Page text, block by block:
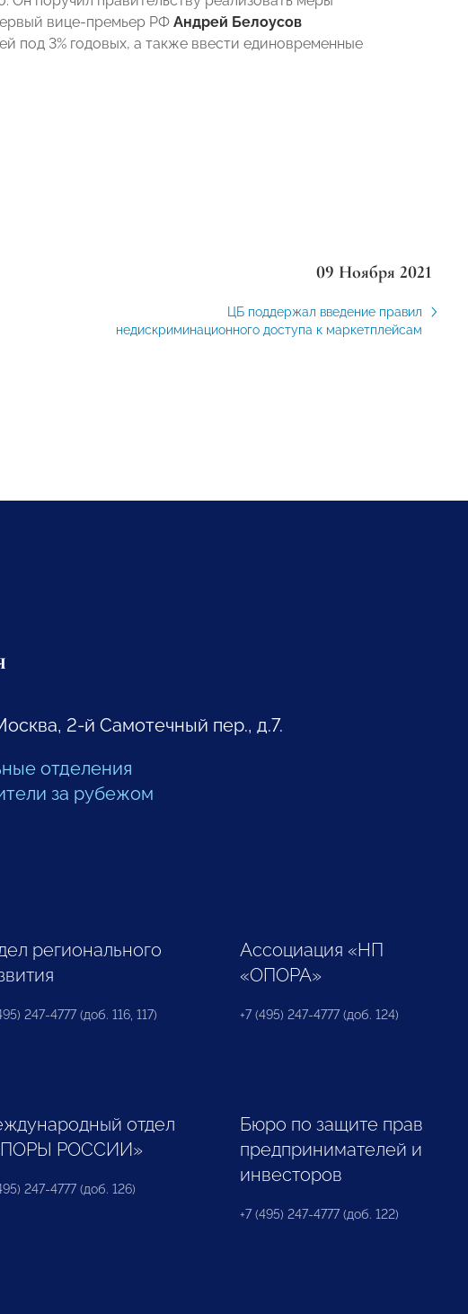
вице-премьер РФ Андрей Белоусов
под 3% годовых, а также ввести единовременные
09 Ноября 2021
ЦБ поддержал введение правил
недискриминационного доступа к маркетплейсам
2-й Самотечный пер., д.7.
отделения
за рубежом
регионального
247-4777 (доб. 116, 117)
Ассоциация «НП
«ОПОРА»
+7 (495) 247-4777 (доб. 124)
отдел
РОССИИ»
247-4777 (доб. 126)
Бюро по защите прав
предпринимателей и
инвесторов
+7 (495) 247-4777 (доб. 122)